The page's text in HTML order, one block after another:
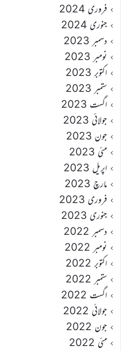
فروری 2024
جنوری 2024
دسمبر 2023
نومبر 2023
اکتوبر 2023
ستمبر 2023
اگست 2023
جولائی 2023
جون 2023
مئی 2023
اپریل 2023
مارچ 2023
فروری 2023
جنوری 2023
دسمبر 2022
نومبر 2022
اکتوبر 2022
ستمبر 2022
اگست 2022
جولائی 2022
جون 2022
مئی 2022